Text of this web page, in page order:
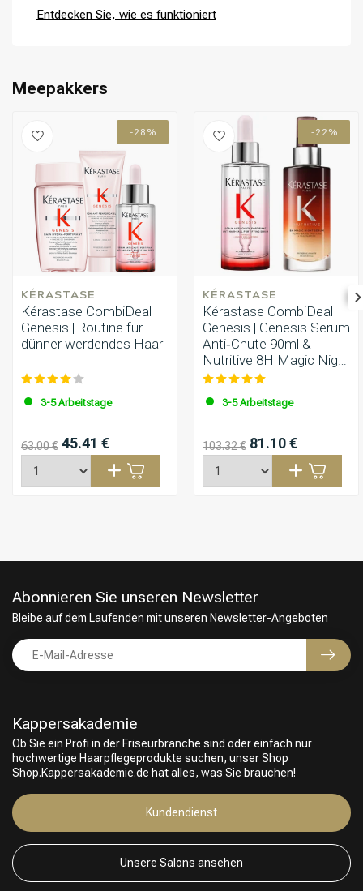
Friseurwahl
das Haar tiefenwirksam und macht es strahlend.
Entdecken Sie, wie es funktioniert
Meepakkers
-28%
KÉRASTASE
Kérastase CombiDeal –
Genesis | Routine für
dünner werdendes Haar
3-5 Arbeitstage
63.00 € 45.41 €
-22%
KÉRASTASE
Kérastase CombiDeal –
Genesis | Genesis Serum
Anti‑Chute 90ml &
Nutritive 8H Magic Night
Serum 90ml
3-5 Arbeitstage
103.32 € 81.10 €
Kappersakademie
Ob Sie ein Profi in der Friseurbranche sind oder einfach nur
hochwertige Haarpflegeprodukte suchen, unser Shop
Shop.Kappersakademie.de hat alles, was Sie brauchen!
Kundendienst
Unsere Salons ansehen
Abonnieren Sie unseren Newsletter
Bleibe auf dem Laufenden mit unseren Newsletter-Angeboten